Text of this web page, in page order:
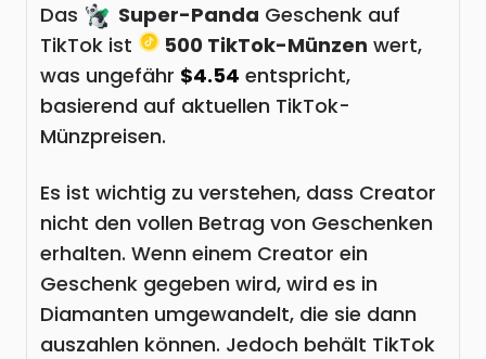
Das Super-Panda Geschenk auf
TikTok ist
500 TikTok-Münzen wert,
was ungefähr $4.54 entspricht,
basierend auf aktuellen TikTok-
Münzpreisen.
Es ist wichtig zu verstehen, dass Creator
nicht den vollen Betrag von Geschenken
erhalten. Wenn einem Creator ein
Geschenk gegeben wird, wird es in
Diamanten umgewandelt, die sie dann
auszahlen können. Jedoch behält TikTok